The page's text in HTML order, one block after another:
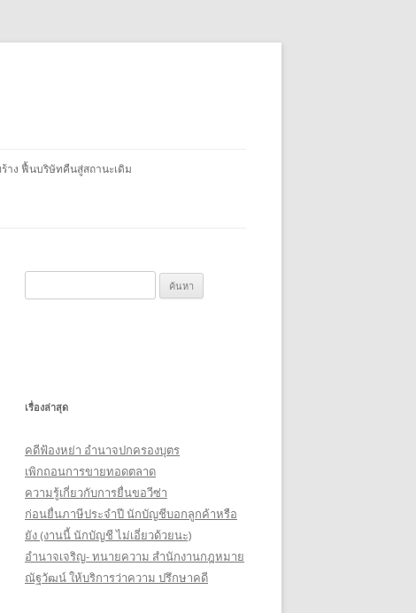
าง ฟื้นบริษัทคืนสู่สถานะเดิม
น
รั
:
เรื่องล่าสุด
คดีฟ้องหย่า อำนาจปกครองบุตร
เพิกถอนการขายทอดตลาด
ความรู้เกี่ยวกับการยื่นขอวีซ่า
ก่อนยื่นภาษีประจำปี นักบัญชีบอกลูกค้าหรือ
ยัง (งานนี้ นักบัญชี ไม่เอี่ยวด้วยนะ)
อำนาจเจริญ- ทนายความ สำนักงานกฎหมาย
ณัฐวัฒน์ ให้บริการว่าความ ปรึกษาคดี